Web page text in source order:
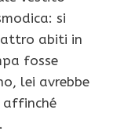
si
abiti in
fosse
lei avrebbe